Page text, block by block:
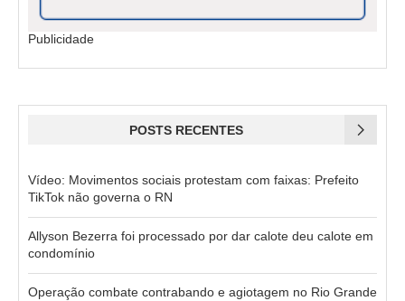
Publicidade
POSTS RECENTES
Vídeo: Movimentos sociais protestam com faixas: Prefeito
TikTok não governa o RN
Allyson Bezerra foi processado por dar calote deu calote em
condomínio
Operação combate contrabando e agiotagem no Rio Grande